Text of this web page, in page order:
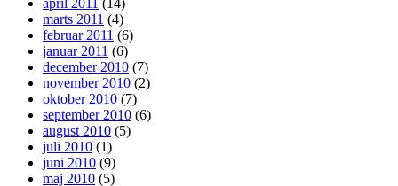
marts 2011 (4)
februar 2011 (6)
januar 2011 (6)
december 2010 (7)
november 2010 (2)
oktober 2010 (7)
september 2010 (6)
august 2010 (5)
juli 2010 (1)
juni 2010 (9)
maj 2010 (5)